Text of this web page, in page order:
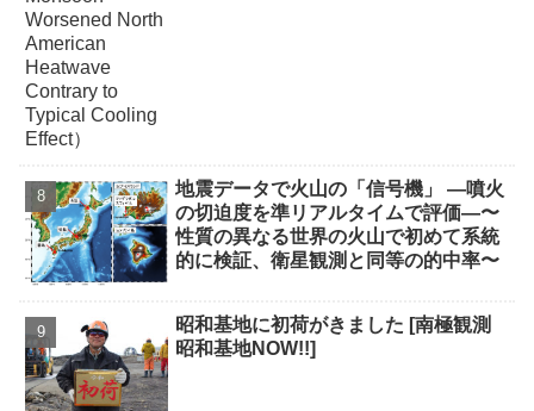
地震データで火山の「信号機」 ―噴火
の切迫度を準リアルタイムで評価―〜
性質の異なる世界の火山で初めて系統
的に検証、衛星観測と同等の的中率〜
昭和基地に初荷がきました [南極観測
昭和基地NOW!!]